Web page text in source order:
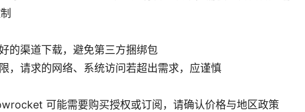
的渠道下载，避免第三方捆绑包
，请求的网络、系统访问若超出需求，应谨慎
可能需要购买授权或订阅，请确认价格与地区政策